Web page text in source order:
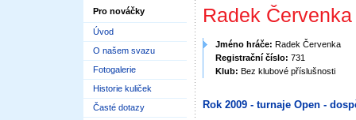
Pro nováčky
Úvod
O našem svazu
Fotogalerie
Historie kuliček
Časté dotazy
Radek Červenka
Jméno hráče: Radek Červenka
Registrační číslo: 731
Klub: Bez klubové příslušnosti
Rok 2009 - turnaje Open -